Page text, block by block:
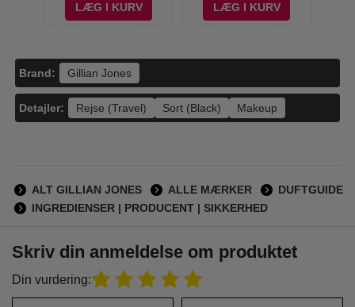
LÆG I KURV
LÆG I KURV
Brand: Gillian Jones
Detajler: Rejse (Travel) Sort (Black) Makeup
ALT GILLIAN JONES ALLE MÆRKER
DUFTGUIDE
INGREDIENSER | PRODUCENT | SIKKERHED
Skriv din anmeldelse om produktet
Din vurdering: